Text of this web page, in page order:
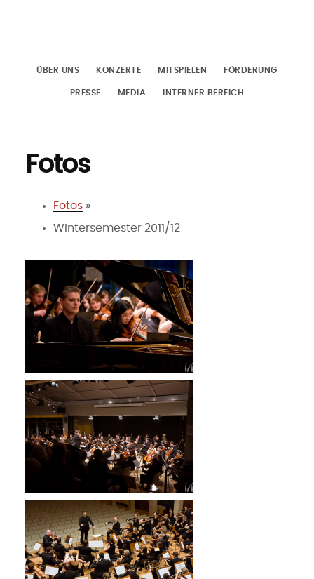
ÜBER UNS KONZERTE MITSPIELEN FÖRDERUNG
PRESSE MEDIA INTERNER BEREICH
Fotos
Fotos »
Wintersemester 2011/12